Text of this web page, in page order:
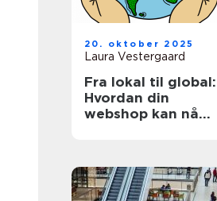
20. oktober 2025
Laura Vestergaard
Fra lokal til global:
Hvordan din
webshop kan nå